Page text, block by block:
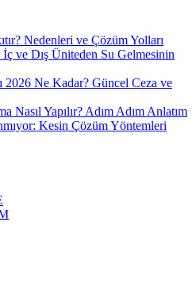
Nedenleri ve Çözüm Yolları
ve Dış Üniteden Su Gelmesinin
2026 Ne Kadar? Güncel Ceza ve
Nasıl Yapılır? Adım Adım Anlatım
Kesin Çözüm Yöntemleri